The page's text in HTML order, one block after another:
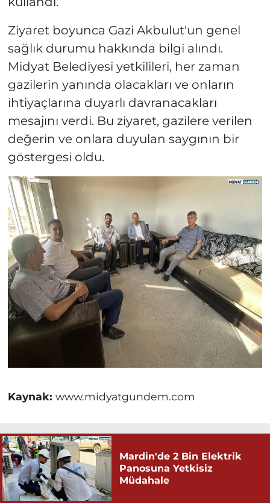
Ziyaret boyunca Gazi Akbulut'un genel
sağlık durumu hakkında bilgi alındı.
Midyat Belediyesi yetkilileri, her zaman
gazilerin yanında olacakları ve onların
ihtiyaçlarına duyarlı davranacakları
mesajını verdi. Bu ziyaret, gazilere verilen
değerin ve onlara duyulan saygının bir
göstergesi oldu.
Kaynak: www.midyatgundem.com
Mardin'de 2 Bin Elektrik
Panosuna Yetkisiz
Müdahale